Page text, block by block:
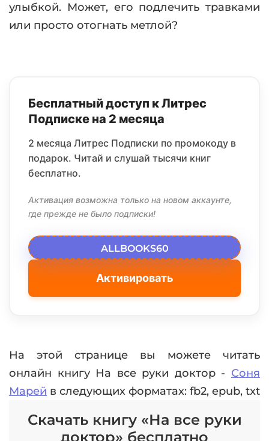
улыбкой. Может, его подлечить травками
или просто отогнать метлой?
Бесплатный доступ к Литрес
Подписке на 2 месяца
2 месяца Литрес Подписки по промокоду в
подарок. Читай и слушай тысячи книг
бесплатно.
Активация возможна только на новом аккаунте,
где прежде не было подписки!
ALLBOOKS60
Активировать
На этой странице вы можете читать
онлайн книгу На все руки доктор - Соня
Марей в следующих форматах: fb2, epub, txt
Скачать книгу «На все руки
доктор» бесплатно